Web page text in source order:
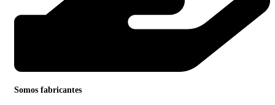
Somos fabricantes